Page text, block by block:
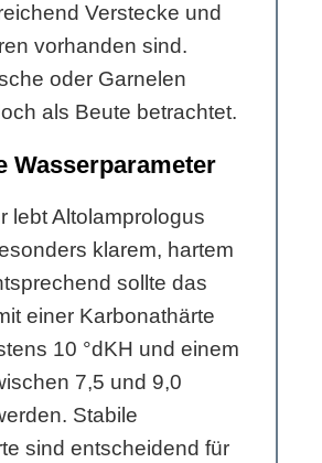
Verstecke und
vorhanden sind.
oder Garnelen
als Beute betrachtet.
Wasserparameter
lebt Altolamprologus
klarem, hartem
sollte das
einer Karbonathärte
10 °dKH und einem
7,5 und 9,0
Stabile
sind entscheidend für